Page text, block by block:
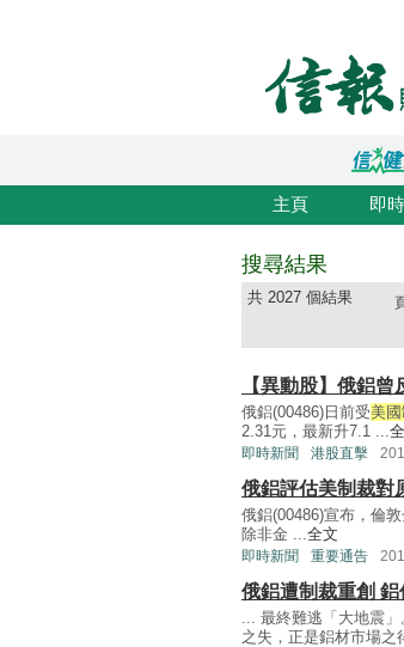
主頁 即
搜尋結果
共 2027 個結果
【異動股】俄鋁
俄鋁(00486)日前受美
2.31元，最新升7.1 ...
即時新聞 港股直擊
俄鋁評估美制裁對
俄鋁(00486)宣布，倫
除非金 ...全文
即時新聞 重要通告
俄鋁遭制裁重創 鋁
... 最終難逃「大地震」
之失，正是鋁材市場之